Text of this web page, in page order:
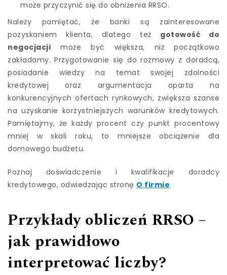
może przyczynić się do obniżenia RRSO.
Należy pamiętać, że banki są zainteresowane
pozyskaniem klienta, dlatego też gotowość do
negocjacji może być większa, niż początkowo
zakładamy. Przygotowanie się do rozmowy z doradcą,
posiadanie wiedzy na temat swojej zdolności
kredytowej oraz argumentacja oparta na
konkurencyjnych ofertach rynkowych, zwiększa szanse
na uzyskanie korzystniejszych warunków kredytowych.
Pamiętajmy, że każdy procent czy punkt procentowy
mniej w skali roku, to mniejsze obciążenie dla
domowego budżetu.
Poznaj doświadczenie i kwalifikacje doradcy
kredytowego, odwiedzając stronę O firmie.
Przykłady obliczeń RRSO –
jak prawidłowo
interpretować liczby?